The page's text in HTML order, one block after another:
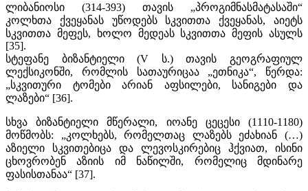
ლიბანიოსი (314-393) თავის „პროგიმნასმატასაში“
კოლხთა ქვეყანას უწოდებს სკვითთა ქვეყანას, აიეტს
სკვითთა მეფეს, ხოლო მედეას სკვითთა მეფის ასულს
[35].
სტეფანე ბიზანტიელი (V ს.) თავის გეოგრაფიულ
ლექსიკონში, რომლის სათაურიცაა „ეთნიკა“, წერდა:
„სკვითური ტომები არიან აფსილები, სანიგები და
ლაზები“ [36].
სხვა ბიზანტიელი მწერალი, იოანე ცეცესი (1110-1180)
მოწმობს: „კოლხებს, რომელთაც ლაზებს ეძახიან (…)
აზიელი სკვითებიცა და ლევოსკირებიც ჰქვიათ, ისინი
ცხოვრობენ აზიის იმ ნაწილში, რომელიც მდინარე
ფასისთანაა“ [37].